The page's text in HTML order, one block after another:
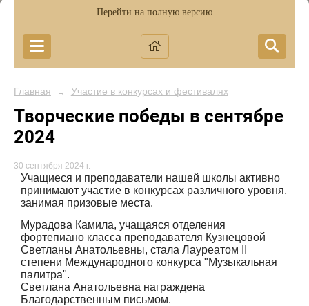
Перейти на полную версию
Главная → Участие в конкурсах и фестивалях
Творческие победы в сентябре
2024
30 сентября 2024 г.
Учащиеся и преподаватели нашей школы активно
принимают участие в конкурсах различного уровня,
занимая призовые места.
Мурадова Камила, учащаяся отделения
фортепиано класса преподавателя Кузнецовой
Светланы Анатольевны, стала Лауреатом II
степени Международного конкурса "Музыкальная
палитра".
Светлана Анатольевна награждена
Благодарственным письмом.